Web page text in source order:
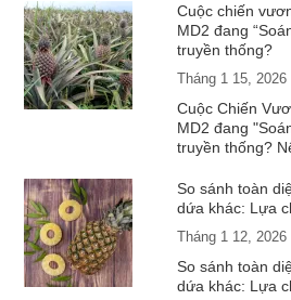
Cuộc chiến
MD2 đang
truyền thống?
Tháng 1 15, 2026
Cuộc Chiến
MD2 đang
truyền thống?
So sánh toàn
dứa khác: Lựa
Tháng 1 12, 2026
So sánh toàn
dứa khác: Lựa